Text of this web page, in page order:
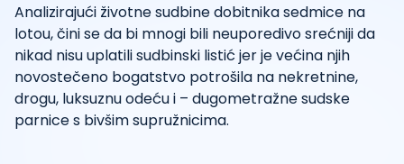
Analizirajući životne sudbine dobitnika sedmice na
lotou, čini se da bi mnogi bili neuporedivo srećniji da
nikad nisu uplatili sudbinski listić jer je većina njih
novostečeno bogatstvo potrošila na nekretnine,
drogu, luksuznu odeću i – dugometražne sudske
parnice s bivšim supružnicima.